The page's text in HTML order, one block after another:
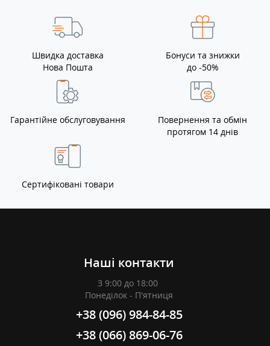
Швидка доставка
Нова Пошта
Бонуси та знижки
до -50%
Гарантійне обслуговування
Повернення та обмін
протягом 14 днів
Сертифіковані товари
Наші контакти
З 9:00 до 18:00
Понеділок - П'ятниця
+38 (096) 984-84-85
+38 (066) 869-06-76